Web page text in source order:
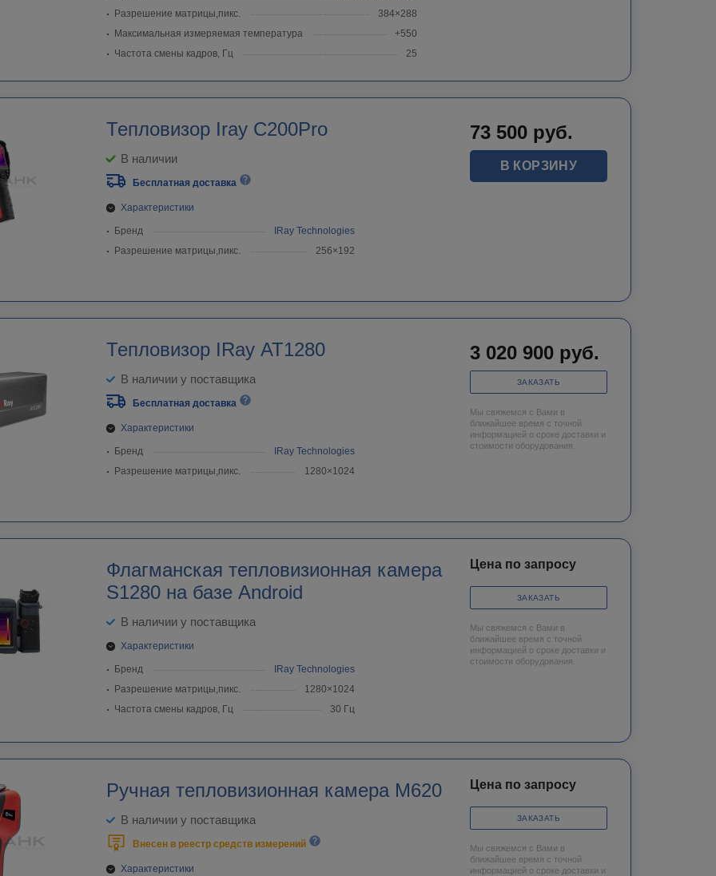
Разрешение матрицы,пикс.
384×288
Максимальная измеряемая температура
+550
Частота смены кадров, Гц
25
Тепловизор Iray C200Pro
В наличии
Бесплатная доставка
Характеристики
Бренд
IRay Technologies
Разрешение матрицы,пикс.
256×192
73 500 руб.
В КОРЗИНУ
Тепловизор IRay AT1280
В наличии у поставщика
Бесплатная доставка
Характеристики
Бренд
IRay Technologies
Разрешение матрицы,пикс.
1280×1024
3 020 900 руб.
ЗАКАЗАТЬ
Мы свяжемся с Вами в
ближайшее время с точной
информацией о сроке доставки и
стоимости оборудования.
Флагманская тепловизионная камера
S1280 на базе Android
В наличии у поставщика
Характеристики
Бренд
IRay Technologies
Разрешение матрицы,пикс.
1280×1024
Частота смены кадров, Гц
30 Гц
Цена по запросу
ЗАКАЗАТЬ
Мы свяжемся с Вами в
ближайшее время с точной
информацией о сроке доставки и
стоимости оборудования.
Ручная тепловизионная камера M620
В наличии у поставщика
Внесен в реестр средств измерений
Характеристики
Цена по запросу
ЗАКАЗАТЬ
Мы свяжемся с Вами в
ближайшее время с точной
информацией о сроке доставки и